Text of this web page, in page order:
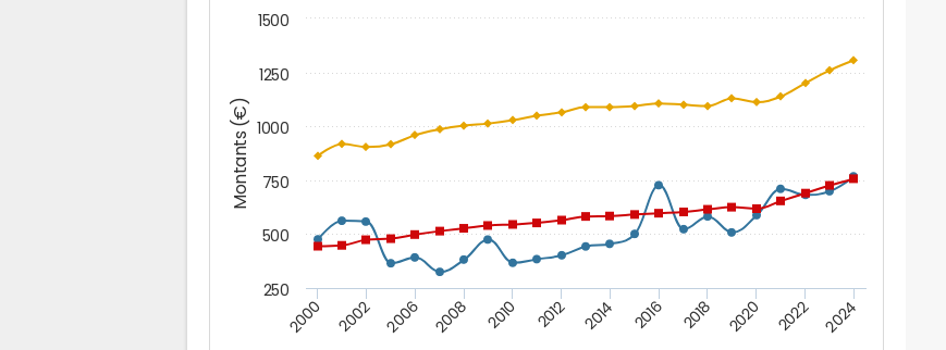
Montants (€)
2000 2002 2006 2008 2010 2012 2014 2016 2018 2020 2022 2024
250
500
750
1000
1250
1500